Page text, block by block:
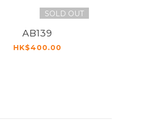
SOLD OUT
AB139
HK$400.00